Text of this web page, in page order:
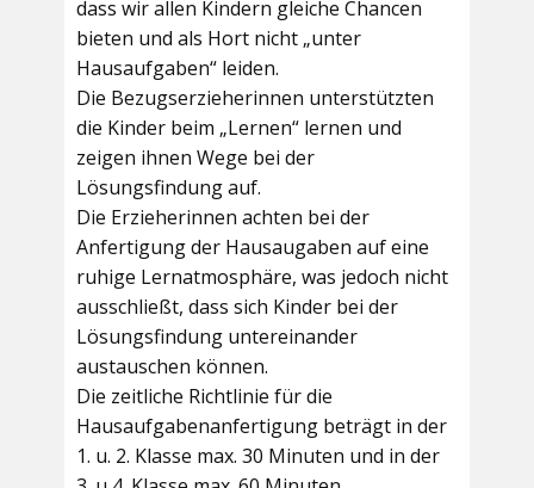
dass wir allen Kindern gleiche Chancen
bieten und als Hort nicht „unter
Hausaufgaben“ leiden.
Die Bezugserzieherinnen unterstützten
die Kinder beim „Lernen“ lernen und
zeigen ihnen Wege bei der
Lösungsfindung auf.
Die Erzieherinnen achten bei der
Anfertigung der Hausaugaben auf eine
ruhige Lernatmosphäre, was jedoch nicht
ausschließt, dass sich Kinder bei der
Lösungsfindung untereinander
austauschen können.
Die zeitliche Richtlinie für die
Hausaufgabenanfertigung beträgt in der
1. u. 2. Klasse max. 30 Minuten und in der